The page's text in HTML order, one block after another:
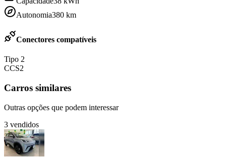
Autonomia380 km
Conectores compatíveis
Tipo 2
CCS2
Carros similares
Outras opções que podem interessar
3 vendidos